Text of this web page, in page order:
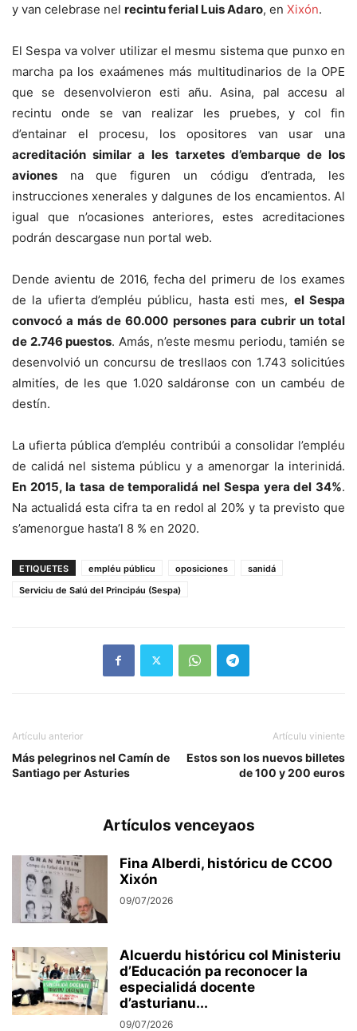
y van celebrase nel recintu ferial Luis Adaro, en Xixón.
El Sespa va volver utilizar el mesmu sistema que punxo en
marcha pa los exaámenes más multitudinarios de la OPE
que se desenvolvieron esti añu. Asina, pal accesu al
recintu onde se van realizar les pruebes, y col fin
d’entainar el procesu, los opositores van usar una
acreditación similar a les tarxetes d’embarque de los
aviones na que figuren un códigu d’entrada, les
instrucciones xenerales y dalgunes de los encamientos. Al
igual que n’ocasiones anteriores, estes acreditaciones
podrán descargase nun portal web.
Dende avientu de 2016, fecha del primeru de los exames
de la ufierta d’empléu públicu, hasta esti mes, el Sespa
convocó a más de 60.000 persones para cubrir un total
de 2.746 puestos. Amás, n’este mesmu periodu, tamién se
desenvolvió un concursu de tresllaos con 1.743 solicitúes
almitíes, de les que 1.020 saldáronse con un cambéu de
destín.
La ufierta pública d’empléu contribúi a consolidar l’empléu
de calidá nel sistema públicu y a amenorgar la interinidá.
En 2015, la tasa de temporalidá nel Sespa yera del 34%.
Na actualidá esta cifra ta en redol al 20% y ta previsto que
s’amenorgue hasta’l 8 % en 2020.
ETIQUETES empléu públicu oposiciones
sanidá
Serviciu de Salú del Principáu (Sespa)
Artículu anterior
Más pelegrinos nel Camín de
Santiago per Asturies
Artículu viniente
Estos son los nuevos billetes
de 100 y 200 euros
Artículos venceyaos
Fina Alberdi, históricu de CCOO
Xixón
09/07/2026
Alcuerdu históricu col Ministeriu
d’Educación pa reconocer la
especialidá docente
d’asturianu...
09/07/2026